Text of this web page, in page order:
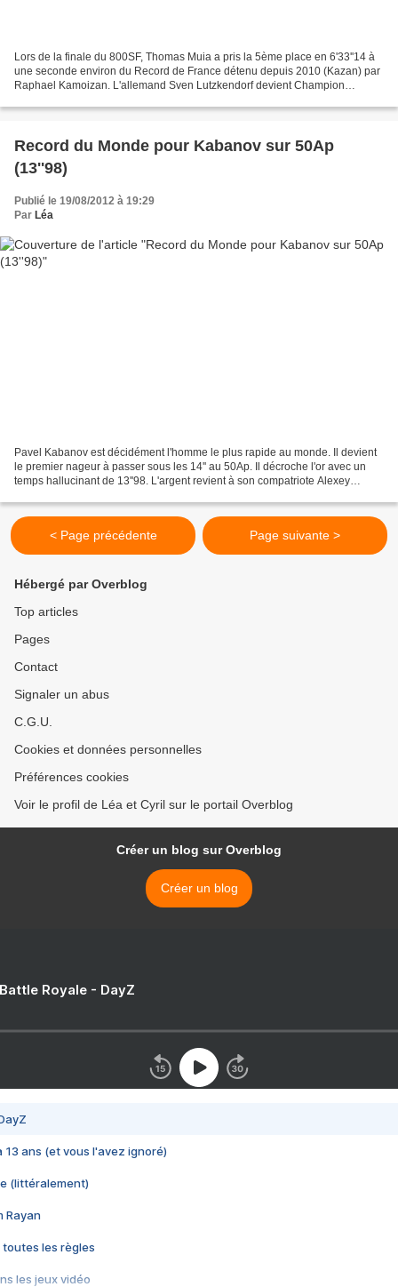
Lors de la finale du 800SF, Thomas Muia a pris la 5ème place en 6'33''14 à
une seconde environ du Record de France détenu depuis 2010 (Kazan) par
Raphael Kamoizan. L'allemand Sven Lutzkendorf devient Champion
Record du Monde pour Kabanov sur 50Ap
(13''98)
Publié le 19/08/2012 à 19:29
Par Léa
Pavel Kabanov est décidément l'homme le plus rapide au monde. Il devient
le premier nageur à passer sous les 14'' au 50Ap. Il décroche l'or avec un
temps hallucinant de 13''98. L'argent revient à son compatriote Alexey
< Page précédente Page suivante >
Hébergé par Overblog
Top articles
Pages
Contact
Signaler un abus
C.G.U.
Cookies et données personnelles
Préférences cookies
Voir le profil de Léa et Cyril sur le portail Overblog
Créer un blog sur Overblog
Créer un blog
Royale - DayZ
13 ans (et vous l'avez ignoré)
(littéralement)
Rayan
toutes les règles
les jeux vidéo